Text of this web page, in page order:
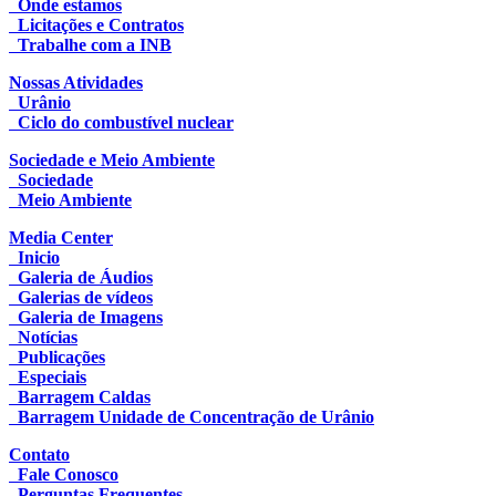
Onde estamos
Licitações e Contratos
Trabalhe com a INB
Nossas Atividades
Urânio
Ciclo do combustível nuclear
Sociedade e Meio Ambiente
Sociedade
Meio Ambiente
Media Center
Inicio
Galeria de Áudios
Galerias de vídeos
Galeria de Imagens
Notícias
Publicações
Especiais
Barragem Caldas
Barragem Unidade de Concentração de Urânio
Contato
Fale Conosco